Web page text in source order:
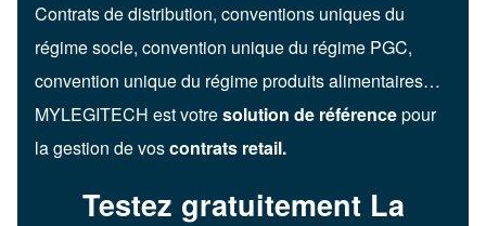
Contrats de distribution, conventions uniques du
régime socle, convention unique du régime PGC,
convention unique du régime produits alimentaires…
MYLEGITECH est votresolution de référencepour
la gestion de voscontrats retail.
Testez gratuitement La